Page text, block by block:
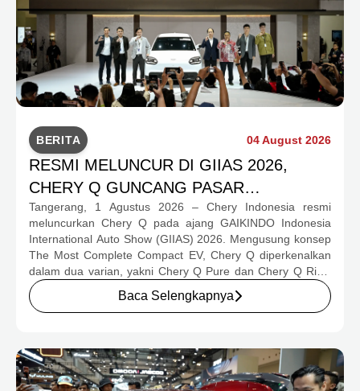
BERITA 04 August 2026
RESMI MELUNCUR DI GIIAS 2026,
CHERY Q GUNCANG PASAR
OTOMOTIF MELALUI HARGA SPESIAL
MULAI RP239,9 JUTA
Tangerang, 1 Agustus 2026 – Chery Indonesia resmi
meluncurkan Chery Q pada ajang GAIKINDO Indonesia
International Auto Show (GIIAS) 2026. Mengusung konsep
The Most Complete Compact EV, Chery Q diperkenalkan
dalam dua varian, yakni Chery Q Pure dan Chery Q Rizz,
untuk mengakomodasi kebutuhan mobilitas serta
preferensi konsumen yang berbeda.
Baca Selengkapnya